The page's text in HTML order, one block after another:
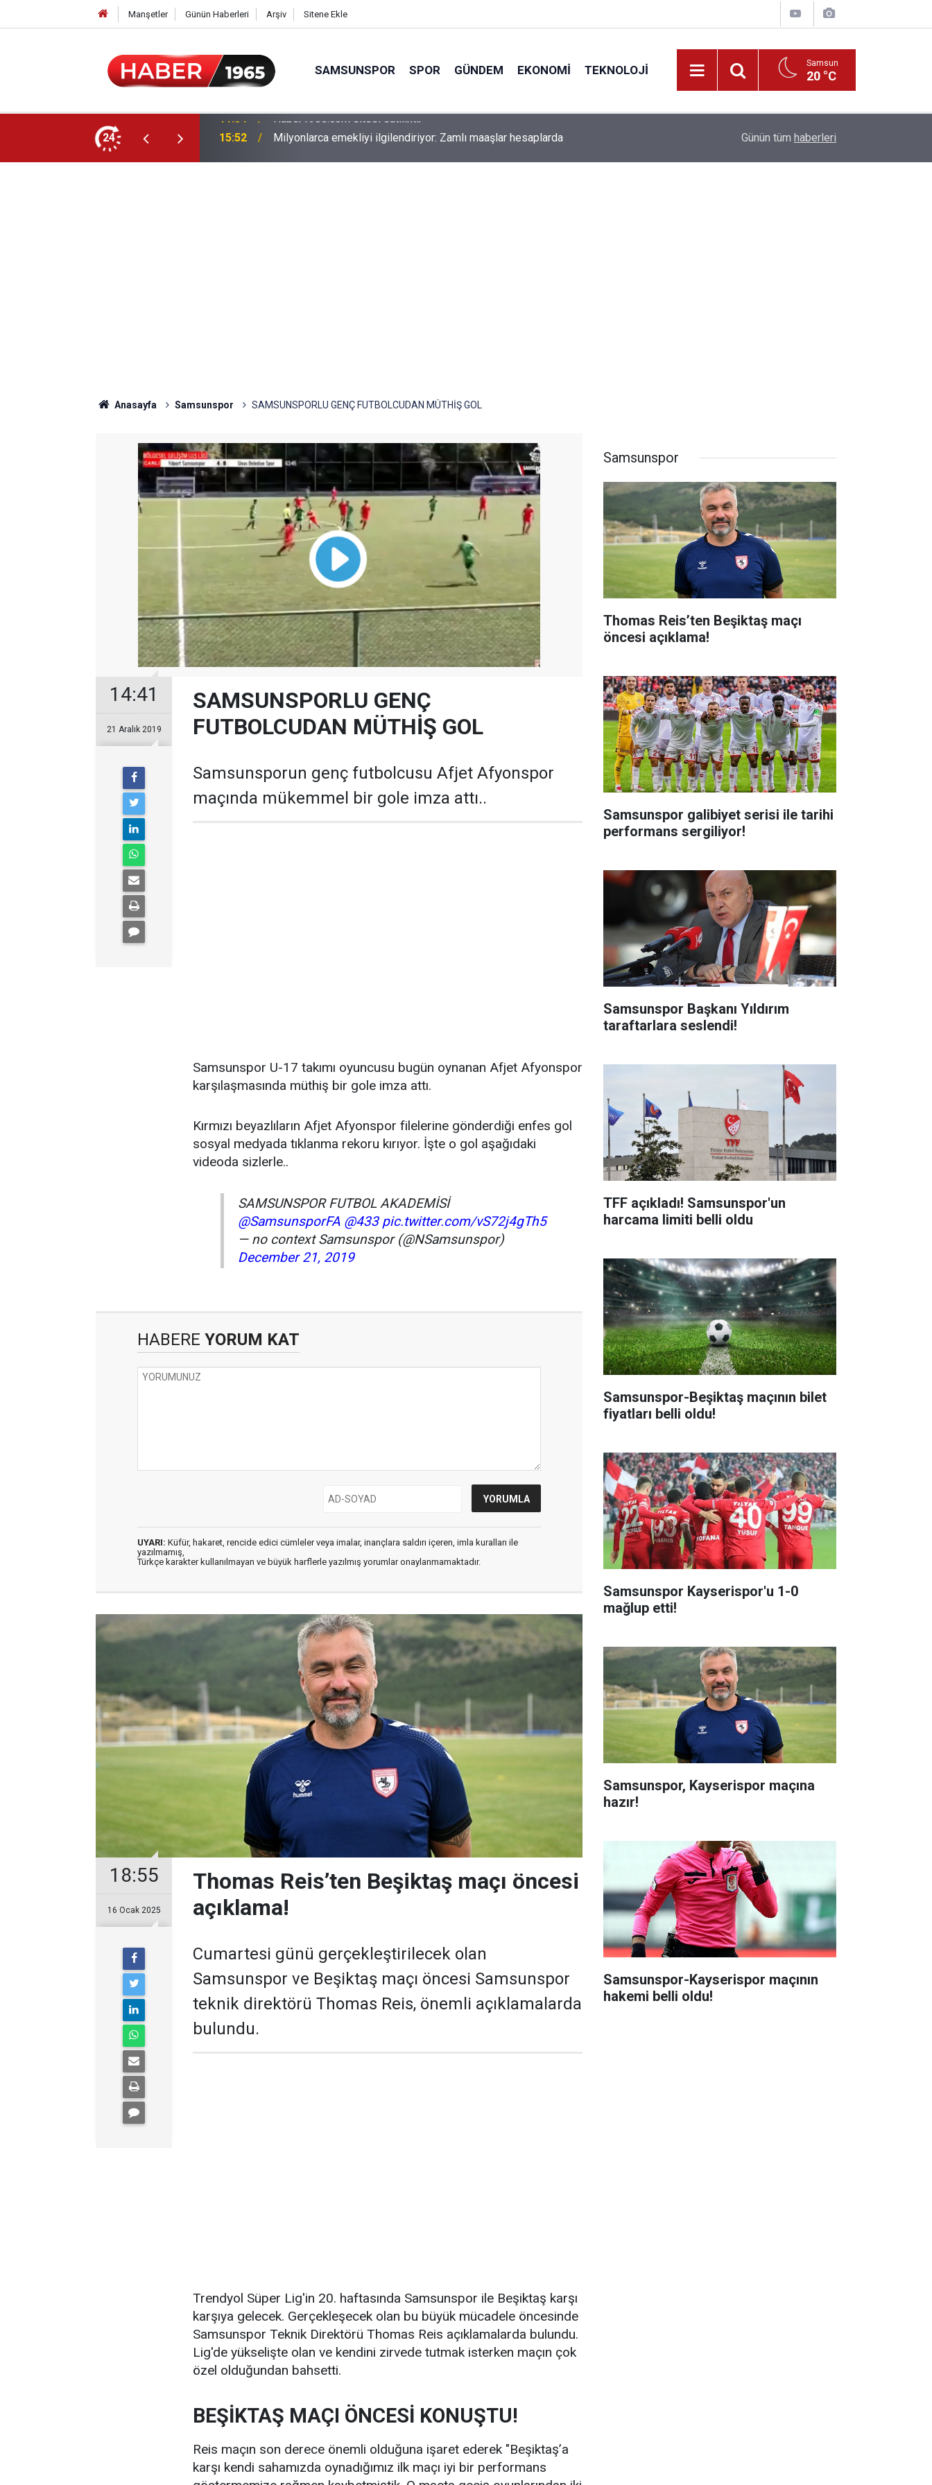
Manşetler Günün Haberleri Arşiv Sitene Ekle
SAMSUNSPOR SPOR GÜNDEM EKONOMI TEKNOLOJI Samsun
20 °C
24 15:52 Milyonlarca emekliyi ilgilendiriyor: Zamlı maaşlar hesaplarda Fahiş fiyatlar nedeniyle işletmelere 101 milyon
Günün tüm haberleri
Anasayfa Samsunspor SAMSUNSPORLU GENÇ FUTBOLCUDAN MÜTHİŞ GOL
14:41
21 Aralık 2019
SAMSUNSPORLU GENÇ
FUTBOLCUDAN MÜTHİŞ GOL
Samsunsporun genç futbolcusu Afjet Afyonspor
maçında mükemmel bir gole imza attı..
Samsunspor U-17 takımı oyuncusu bugün oynanan Afjet Afyonspor
karşılaşmasında müthiş bir gole imza attı.
Kırmızı beyazlıların Afjet Afyonspor filelerine gönderdiği enfes gol
sosyal medyada tıklanma rekoru kırıyor. İşte o gol aşağıdaki
videoda sizlerle..
SAMSUNSPOR FUTBOL AKADEMİSİ
@SamsunsporFA @433 pic.twitter.com/vS72j4gTh5
— no context Samsunspor (@NSamsunspor)
December 21, 2019
HABERE YORUM KAT
UYARI: Küfür, hakaret, rencide edici cümleler veya imalar, inançlara saldırı içeren, imla kuralları ile
yazılmamış,
Türkçe karakter kullanılmayan ve büyük harflerle yazılmış yorumlar onaylanmamaktadır.
18:55
16 Ocak 2025
Thomas Reis’ten Beşiktaş maçı öncesi
açıklama!
Cumartesi günü gerçekleştirilecek olan
Samsunspor ve Beşiktaş maçı öncesi Samsunspor
teknik direktörü Thomas Reis, önemli açıklamalarda
bulundu.
Trendyol Süper Lig'in 20. haftasında Samsunspor ile Beşiktaş karşı
karşıya gelecek. Gerçekleşecek olan bu büyük mücadele öncesinde
Samsunspor Teknik Direktörü Thomas Reis açıklamalarda bulundu.
Lig'de yükselişte olan ve kendini zirvede tutmak isterken maçın çok
özel olduğundan bahsetti.
BEŞİKTAŞ MAÇI ÖNCESİ KONUŞTU!
Reis maçın son derece önemli olduğuna işaret ederek "Beşiktaş’a
karşı kendi sahamızda oynadığımız ilk maçı iyi bir performans
Samsunspor
Thomas Reis’ten Beşiktaş maçı
öncesi açıklama!
Samsunspor galibiyet serisi ile tarihi
performans sergiliyor!
Samsunspor Başkanı Yıldırım
taraftarlara seslendi!
TFF açıkladı! Samsunspor'un
harcama limiti belli oldu
Samsunspor-Beşiktaş maçının bilet
fiyatları belli oldu!
Samsunspor Kayserispor'u 1-0
mağlup etti!
Samsunspor, Kayserispor maçına
hazır!
Samsunspor-Kayserispor maçının
hakemi belli oldu!